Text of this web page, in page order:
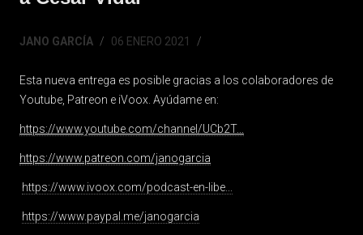
JANO GARCÍA 06 ENERO 2021
Esta nueva entrega es posible gracias a los colaboradores de
Youtube, Patreon e iVoox. Ayúdame en:
https://www.youtube.com/channel/UCb2T...
https://www.patreon.com/janogarcia
https://www.ivoox.com/podcast-en-libe...
https://www.paypal.me/janogarcia